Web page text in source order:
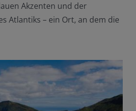
Akzenten und der
Atlantiks – ein Ort, an dem die